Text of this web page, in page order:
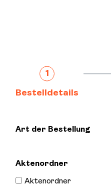
1
Bestelldetails
Art der Bestellung
Aktenordner
Aktenordner